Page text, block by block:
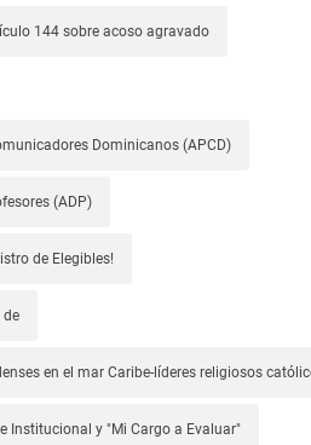
144 sobre acoso agravado
Dominicanos (APCD)
(ADP)
de Elegibles!
de
en el mar Caribe-líderes religiosos
Institucional y "Mi Cargo a Evaluar"